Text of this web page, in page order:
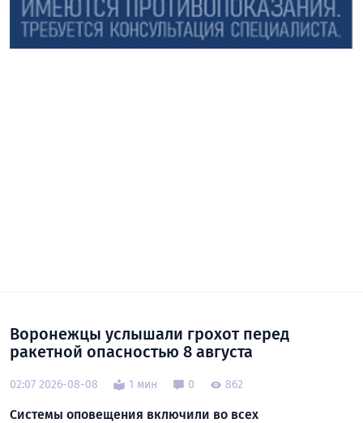
Воронежцы услышали грохот перед
ракетной опасностью 8 августа
02:07 2026-08-08 1 мин 0 862
Системы оповещения включили во всех